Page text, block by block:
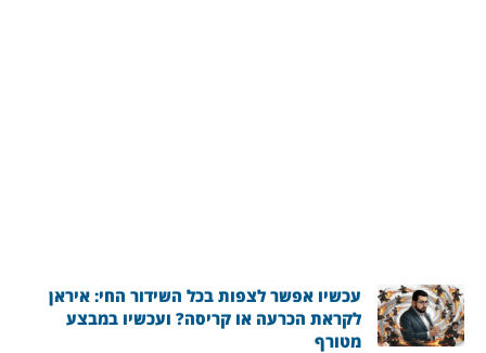
עכשיו אפשר לצפות בכל השידור החי: איראן
לקראת הכרעה או קריסה? ועכשיו במבצע
מטורף